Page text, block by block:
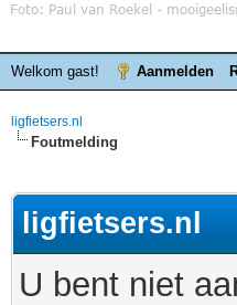
Welkom gast! Aanmelden
ligfietsers.nl
Foutmelding
ligfietsers.nl
U bent niet